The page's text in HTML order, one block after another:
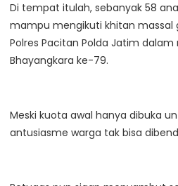
Di tempat itulah, sebanyak 58
mampu mengikuti khitan massal
Polres Pacitan Polda Jatim
Bhayangkara ke-79.
Meski kuota awal hanya dibuka
antusiasme warga tak bisa